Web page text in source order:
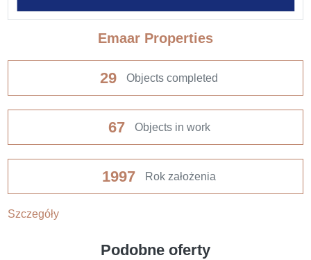
Emaar Properties
29 Objects completed
67 Objects in work
1997 Rok założenia
Szczegóły
Podobne oferty